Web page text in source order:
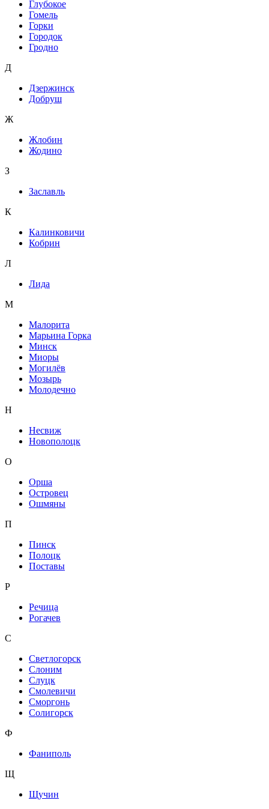
Глубокое
Гомель
Горки
Городок
Гродно
Д
Дзержинск
Добруш
Ж
Жлобин
Жодино
З
Заславль
К
Калинковичи
Кобрин
Л
Лида
М
Малорита
Марьина Горка
Минск
Миоры
Могилёв
Мозырь
Молодечно
Н
Несвиж
Новополоцк
О
Орша
Островец
Ошмяны
П
Пинск
Полоцк
Поставы
Р
Речица
Рогачев
С
Светлогорск
Слоним
Слуцк
Смолевичи
Сморгонь
Солигорск
Ф
Фаниполь
Щ
Щучин